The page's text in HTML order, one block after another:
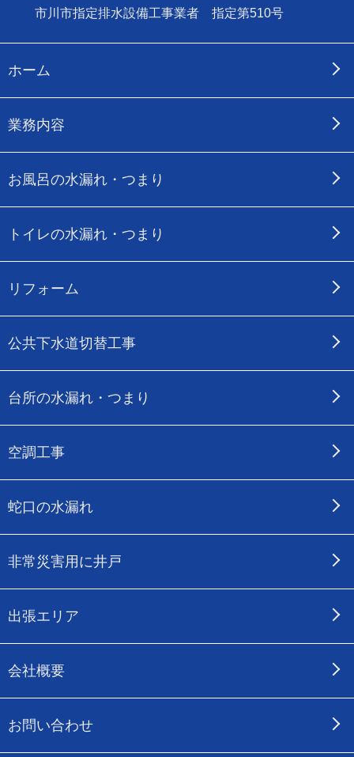
市川市指定排水設備工事業者 指定第510号
ホーム
業務内容
お風呂の水漏れ・つまり
トイレの水漏れ・つまり
リフォーム
公共下水道切替工事
台所の水漏れ・つまり
空調工事
蛇口の水漏れ
非常災害用に井戸
出張エリア
会社概要
お問い合わせ